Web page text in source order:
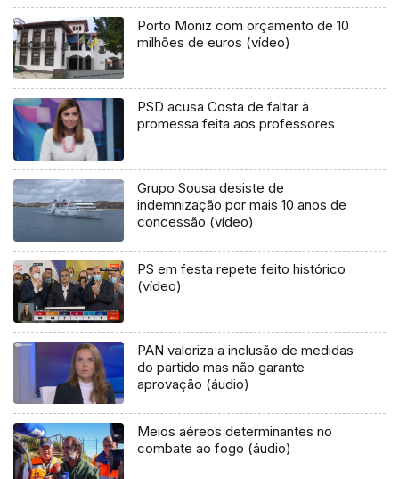
Porto Moniz com orçamento de 10
milhões de euros (vídeo)
PSD acusa Costa de faltar à
promessa feita aos professores
Grupo Sousa desiste de
indemnização por mais 10 anos de
concessão (vídeo)
PS em festa repete feito histórico
(vídeo)
PAN valoriza a inclusão de medidas
do partido mas não garante
aprovação (áudio)
Meios aéreos determinantes no
combate ao fogo (áudio)